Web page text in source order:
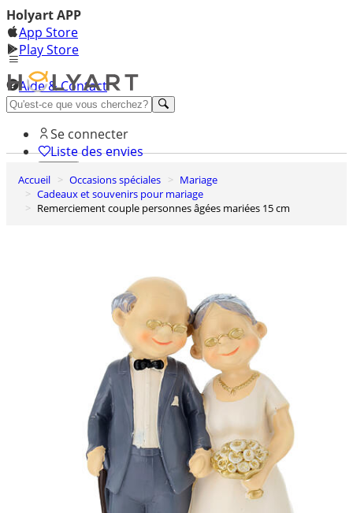
Holyart APP
App Store
Play Store
Aide & Contact
Découvrez Premium
Se connecter
Liste des envies
0
Panier
Accueil Occasions spéciales
Mariage
Cadeaux et souvenirs pour mariage
Remerciement couple personnes âgées mariées 15 cm